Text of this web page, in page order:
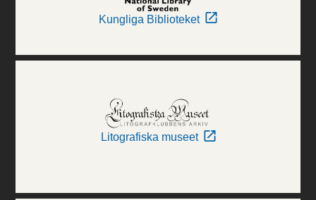
Kungliga Biblioteket
Litografiska museet